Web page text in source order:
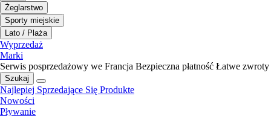
Żeglarstwo
Sporty miejskie
Lato / Plaża
Wyprzedaż
Marki
Serwis posprzedażowy we Francja Bezpieczna płatność Łatwe zwroty
Szukaj
Najlepiej Sprzedające Się Produkte
Nowości
Pływanie